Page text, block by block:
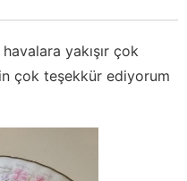
yakışır çok
çok teşekkür ediyorum